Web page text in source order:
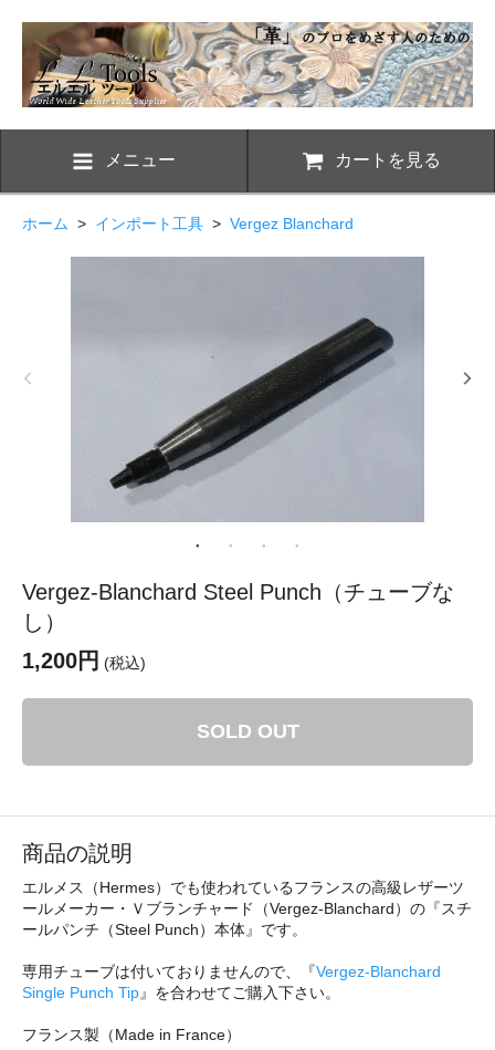
メニュー カートを見る
ホーム > インポート工具 > Vergez Blanchard
Vergez-Blanchard Steel Punch（チューブな
し）
1,200円 (税込)
SOLD OUT
商品の説明
エルメス（Hermes）でも使われているフランスの高級レザーツ
ールメーカー・Ｖブランチャード（Vergez-Blanchard）の『スチ
ールパンチ（Steel Punch）本体』です。
専用チューブは付いておりませんので、『Vergez-Blanchard
Single Punch Tip』を合わせてご購入下さい。
フランス製（Made in France）